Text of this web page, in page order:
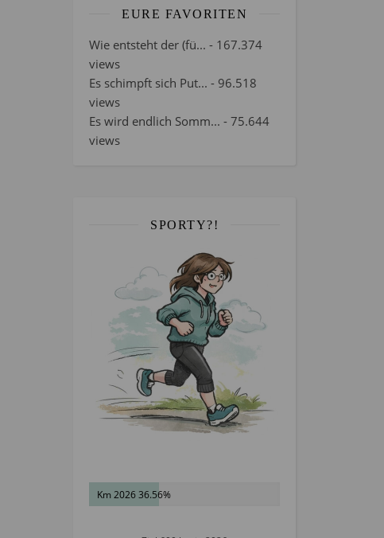
EURE FAVORITEN
Wie entsteht der (fü... - 167.374
views
Es schimpft sich Put... - 96.518
views
Es wird endlich Somm... - 75.644
views
SPORTY?!
Km 2026 36.56%